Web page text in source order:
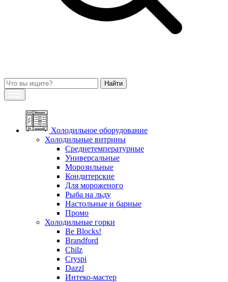
Холодильное оборудование
Холодильные витрины
Среднетемпературные
Универсальные
Морозильные
Кондитерские
Для мороженого
Рыба на льду
Настольные и барные
Промо
Холодильные горки
Be Blocks!
Brandford
Chilz
Cryspi
Dazzl
Интеко-мастер